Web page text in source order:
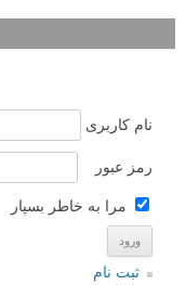
نام کاربری
رمز عبور
مرا به خاطر بسپار
ثبت نام